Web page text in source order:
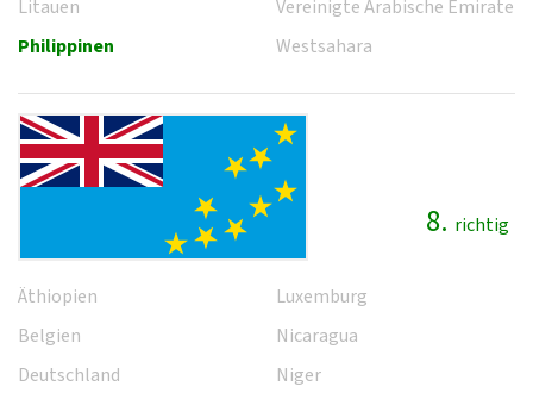
Litauen
Philippinen
Vereinigte Arabische Emirate
Westsahara
8. richtig
Äthiopien
Belgien
Deutschland
Luxemburg
Nicaragua
Niger